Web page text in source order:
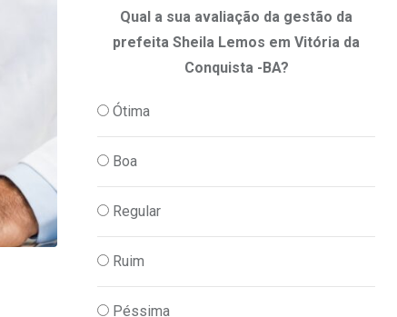
PODER,POLITICA
Qual a sua avaliação da gestão da
prefeita Sheila Lemos em Vitória da
Conquista -BA?
Ótima
Boa
Regular
Ruim
Péssima